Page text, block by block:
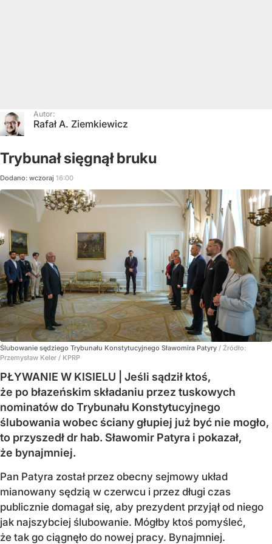
Autor:
Rafał A. Ziemkiewicz
Trybunał sięgnął bruku
Dodano: wczoraj 16:00
Ślubowanie sędziego Trybunału Konstytucyjnego Sławomira Patyry / Źródło:
Przemysław Keler / KPRP
PŁYWANIE W KISIELU | Jeśli sądził ktoś,
że po błazeńskim składaniu przez tuskowych
nominatów do Trybunału Konstytucyjnego
ślubowania wobec ściany głupiej już być nie mogło,
to przyszedł dr hab. Sławomir Patyra i pokazał,
że bynajmniej.
Pan Patyra został przez obecny sejmowy układ
mianowany sędzią w czerwcu i przez długi czas
publicznie domagał się, aby prezydent przyjął od niego
jak najszybciej ślubowanie. Mógłby ktoś pomyśleć,
że tak go ciągnęło do nowej pracy. Bynajmniej.